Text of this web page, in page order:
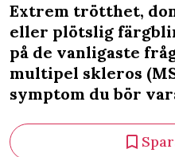
Extrem trötthet,
eller plötslig
på de vanligaste
multipel skleros
symptom du bör